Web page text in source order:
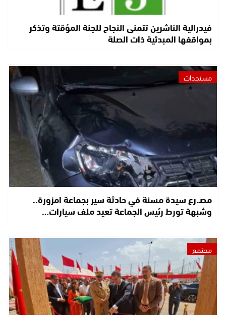
فيدرالية الناشرين تتمنى النجاح للجنة المؤقتة وتذكر
بمواقفها المبدئية ذات الصلة
مستجدات
مصـ.رع سيدة مسنة في حادثة سير بجماعة امزورة..
وشبهة تورط رئيس الجماعة تعيد ملف سيارات…
مجتمع